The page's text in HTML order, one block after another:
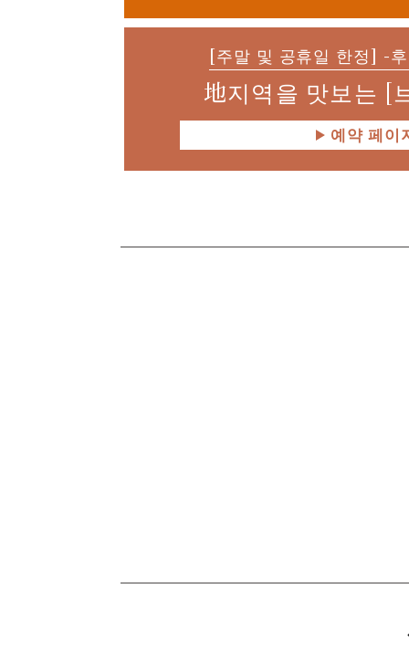
[주말 및 공휴일 한정] -
地지역을 맛보는 [
예약 페이